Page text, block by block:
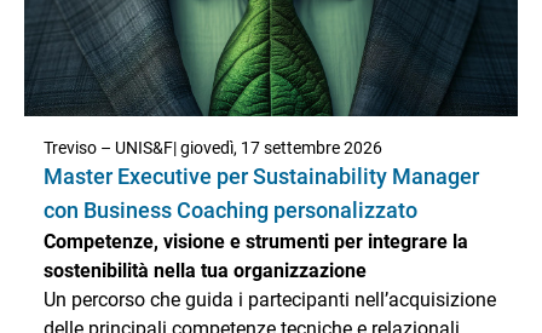
pratico e orientato al problem solving, i partecipanti
acquisiranno strumenti per gestire in modo efficace
risorse, processi e servizi di manutenzione,
contribuendo al miglioramento continuo delle
Treviso – UNIS&F| giovedì, 17 settembre 2026
Master Executive per Sustainability Manager
con Business Coaching personalizzato
Competenze, visione e strumenti per integrare la
sostenibilità nella tua organizzazione
Un percorso che guida i partecipanti nell’acquisizione
delle principali competenze tecniche e relazionali